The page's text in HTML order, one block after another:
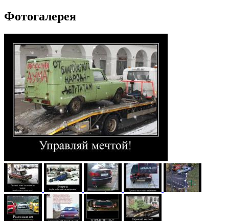
Фотогалерея